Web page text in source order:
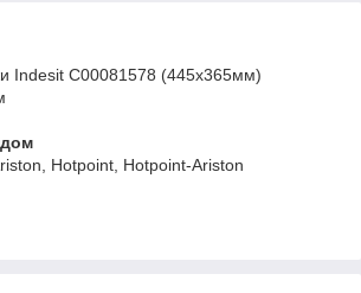
Indesit C00081578 (445х365мм)
Hotpoint, Hotpoint-Ariston